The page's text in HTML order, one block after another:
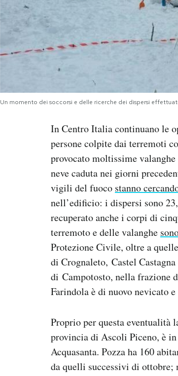
Un momento dei soccorsi e delle ricerche dei dispersi
In Centro Italia continuano le
persone colpite dai terremoti
provocato moltissime
neve caduta nei giorni
vigili del fuoco stanno
nell’edificio: i dispersi sono
recuperato anche i corpi di
terremoto e delle valanghe
Protezione Civile, oltre a
di Crognaleto, Castel
di Campotosto, nella frazione
Farindola è di nuovo nevicato
Proprio per questa eventualità
provincia di Ascoli Piceno, è
Acquasanta. Pozza ha 160
da quelli successivi di